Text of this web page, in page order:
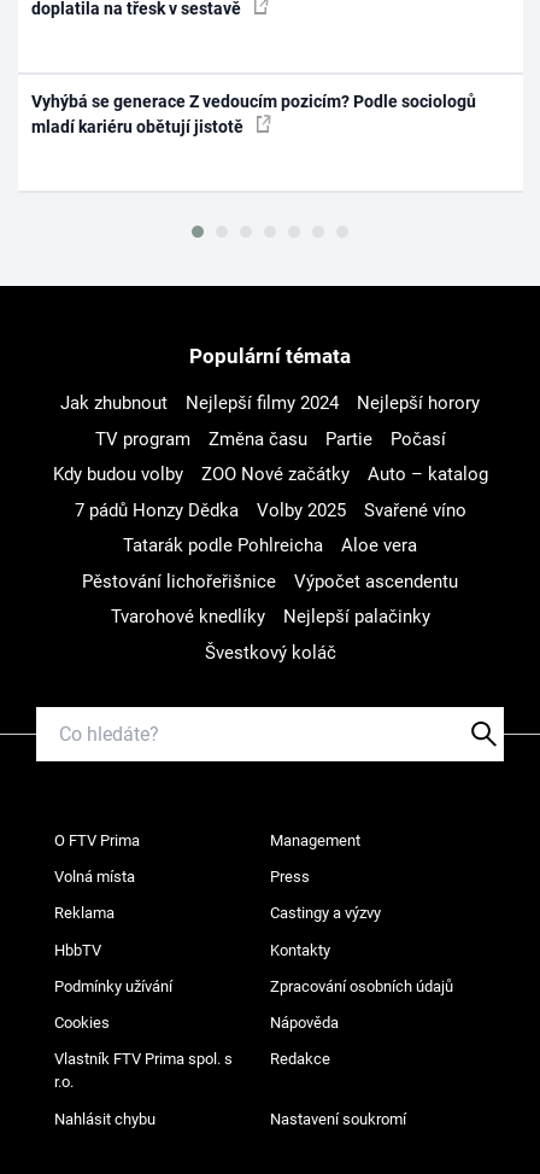
doplatila na třesk v sestavě
Vyhýbá se generace Z vedoucím pozicím? Podle sociologů
mladí kariéru obětují jistotě
Populární témata
Jak zhubnout Nejlepší filmy 2024
Nejlepší horory
TV program
Změna času Partie
Počasí
Kdy budou volby
ZOO Nové začátky
Auto – katalog
7 pádů Honzy Dědka
Volby 2025
Svařené víno
Tatarák podle Pohlreicha
Aloe vera
Pěstování lichořeřišnice
Výpočet ascendentu
Tvarohové knedlíky
Nejlepší palačinky
Švestkový koláč
O FTV Prima Management
Volná místa Press
Reklama Castingy a výzvy
HbbTV Kontakty
Podmínky užívání Zpracování osobních údajů
Cookies Nápověda
Vlastník FTV Prima spol. s
r.o.
Redakce
Nahlásit chybu Nastavení soukromí